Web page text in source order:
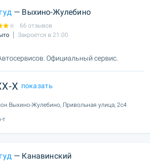
— Выхино-Жулебино
66 отзывов
Закроется в 21:00
Официальный сервис.
X показать
Выхино-Жулебино, Привольная улица, 2с4
т
— Канавинский